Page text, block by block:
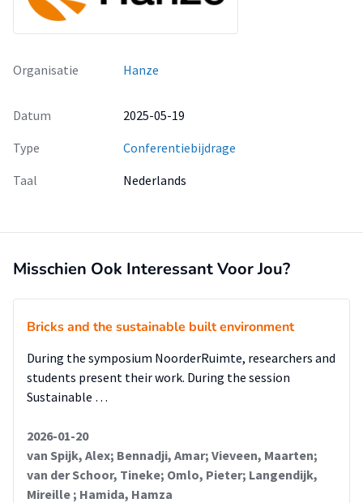
Organisatie Hanze
Datum
2025-05-19
Type
Conferentiebijdrage
Taal
Nederlands
Misschien Ook Interessant Voor Jou?
Bricks and the sustainable built environment
During the symposium NoorderRuimte, researchers and
students present their work. During the session
Sustainable …
2026-01-20
van Spijk, Alex; Bennadji, Amar; Vieveen, Maarten;
van der Schoor, Tineke; Omlo, Pieter; Langendijk,
Mireille ; Hamida, Hamza